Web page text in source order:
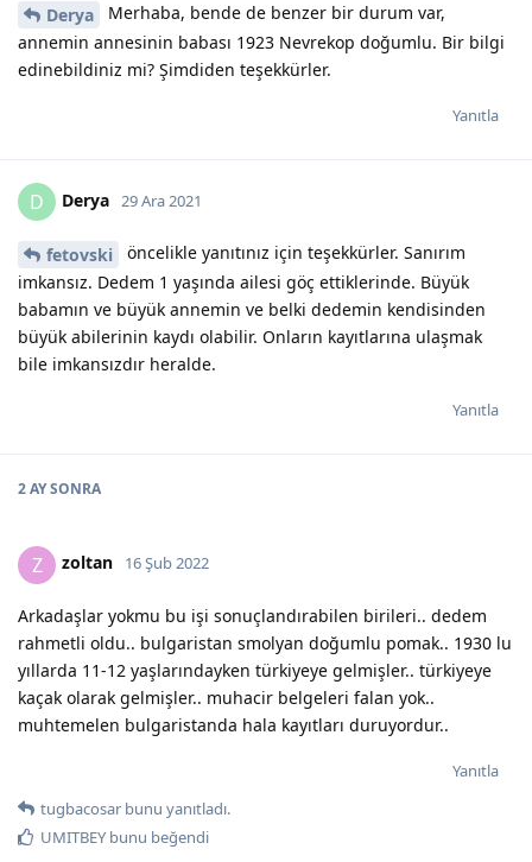
Derya
Merhaba, bende de benzer bir durum var,
annemin annesinin babası 1923 Nevrekop doğumlu. Bir bilgi
edinebildiniz mi? Şimdiden teşekkürler.
Yanıtla
D Derya 29 Ara 2021
fetovski
öncelikle yanıtınız için teşekkürler. Sanırım
imkansız. Dedem 1 yaşında ailesi göç ettiklerinde. Büyük
babamın ve büyük annemin ve belki dedemin kendisinden
büyük abilerinin kaydı olabilir. Onların kayıtlarına ulaşmak
bile imkansızdır heralde.
Yanıtla
2 AYSONRA
Z zoltan 16 Şub 2022
Arkadaşlar yokmu bu işi sonuçlandırabilen birileri.. dedem
rahmetli oldu.. bulgaristan smolyan doğumlu pomak.. 1930 lu
yıllarda 11-12 yaşlarındayken türkiyeye gelmişler.. türkiyeye
kaçak olarak gelmişler.. muhacir belgeleri falan yok..
muhtemelen bulgaristanda hala kayıtları duruyordur..
Yanıtla
tugbacosar bunu yanıtladı.
UMITBEY bunu beğendi